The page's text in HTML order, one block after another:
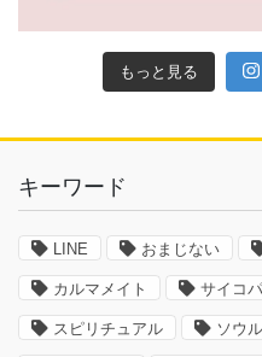
もっと見る
キーワード
LINE おまじない
カルマメイト サイコ
スピリチュアル ソウ